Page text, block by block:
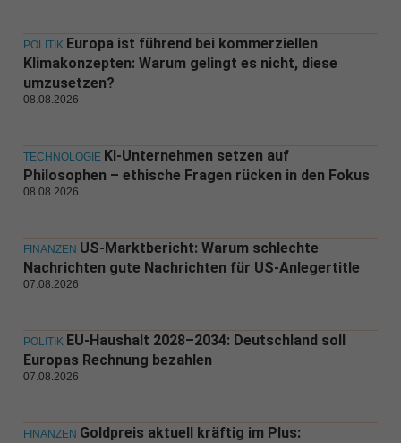
POLITIK Europa ist führend bei kommerziellen
Klimakonzepten: Warum gelingt es nicht, diese
umzusetzen?
08.08.2026
TECHNOLOGIE KI-Unternehmen setzen auf
Philosophen – ethische Fragen rücken in den Fokus
08.08.2026
FINANZEN US-Marktbericht: Warum schlechte
Nachrichten gute Nachrichten für US-Anlegertitle
07.08.2026
POLITIK EU-Haushalt 2028–2034: Deutschland soll
Europas Rechnung bezahlen
07.08.2026
FINANZEN Goldpreis aktuell kräftig im Plus: